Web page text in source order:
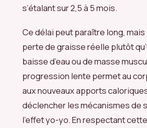
s’étalant sur 2,5 à 5 mois.
Ce délai peut paraître long,
perte de graisse réelle plutôt
baisse d’eau ou de masse
progression lente permet au
aux nouveaux apports
déclencher les mécanismes de
l’effet yo-yo. En respectant